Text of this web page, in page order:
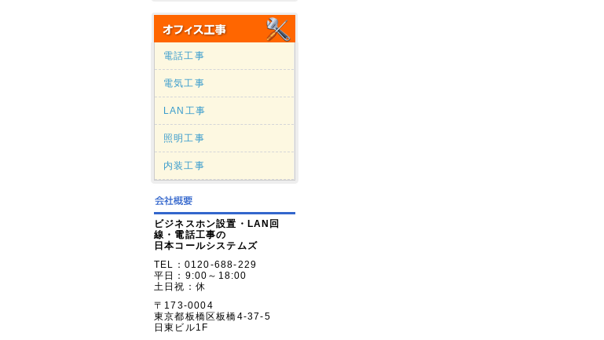
電話工事
電気工事
LAN工事
照明工事
内装工事
ビジネスホン設置・LAN回
線・電話工事の
日本コールシステムズ
TEL：0120-688-229
平日：9:00～18:00
土日祝：休
〒173-0004
東京都板橋区板橋4-37-5
日東ビル1F